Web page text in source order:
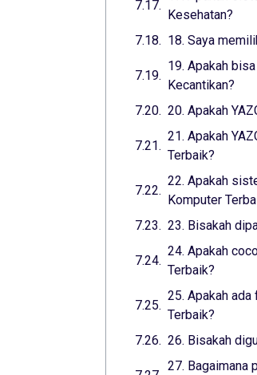
Kesehatan?
18. Saya
19. Apakah
Kecantikan?
20. Apakah
21. Apakah
Terbaik?
22. Apakah
Komputer
23. Bisakah
24. Apakah
Terbaik?
25. Apakah
Terbaik?
26. Bisakah
27. Bagaimana